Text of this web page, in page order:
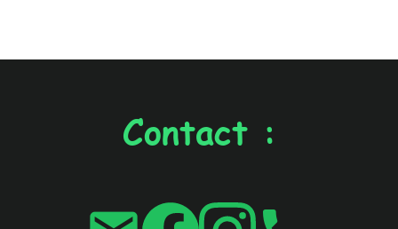
Contact :